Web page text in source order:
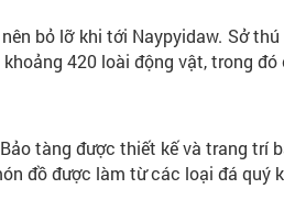
bỏ lỡ khi tới Naypyidaw. Sở
420 loài động vật, trong
tàng được thiết kế và trang trí
đồ được làm từ các loại đá quý